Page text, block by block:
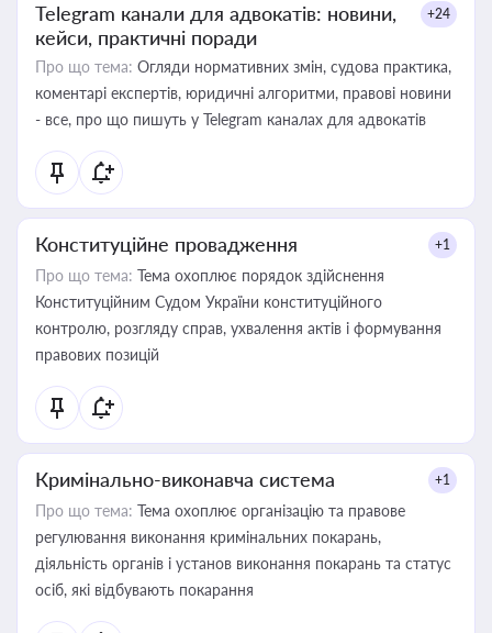
Telegram канали для адвокатів: новини,
кейси, практичні поради
+24
Про що тема: Огляди нормативних змін, судова практика,
коментарі експертів, юридичні алгоритми, правові новини
- все, про що пишуть у Telegram каналах для адвокатів
Конституційне провадження +1
Про що тема: Тема охоплює порядок здійснення
Конституційним Судом України конституційного
контролю, розгляду справ, ухвалення актів і формування
правових позицій
Кримінально-виконавча система +1
Про що тема: Тема охоплює організацію та правове
регулювання виконання кримінальних покарань,
діяльність органів і установ виконання покарань та статус
осіб, які відбувають покарання